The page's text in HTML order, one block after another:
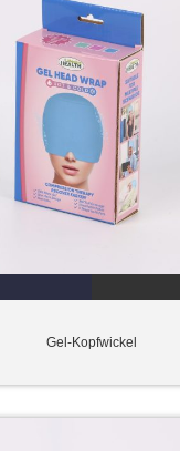
Gel-Kopfwickel